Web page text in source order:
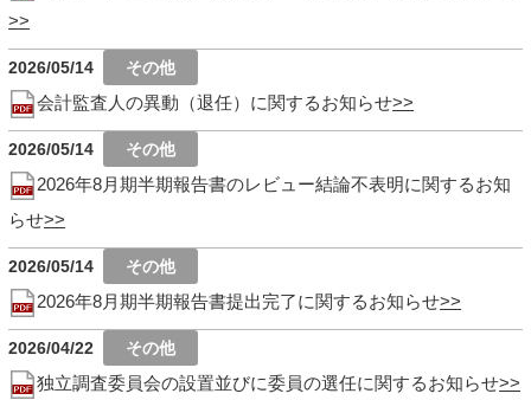
2026/05/14
会計監査人の異動（退任）に関するお知らせ
2026/05/14
2026年8月期半期報告書のレビュー結論不表明に関するお知
らせ
2026/05/14
2026年8月期半期報告書提出完了に関するお知らせ
2026/04/22
独立調査委員会の設置並びに委員の選任に関するお知らせ